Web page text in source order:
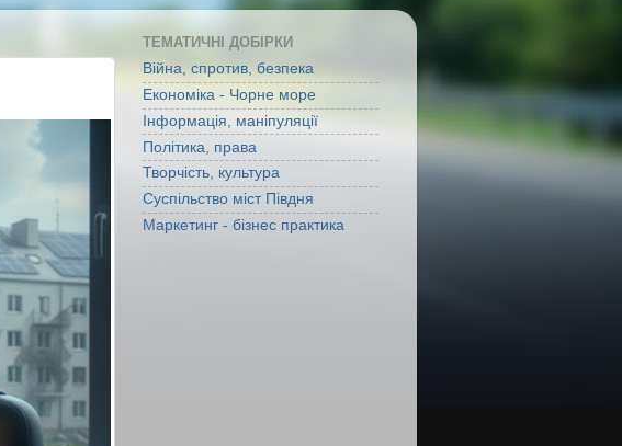
ТЕМАТИЧНІ ДОБІРКИ
Війна, спротив, безпека
Економіка - Чорне море
Інформація, маніпуляції
Політика, права
Творчість, культура
Суспільство міст Півдня
Маркетинг - бізнес практика